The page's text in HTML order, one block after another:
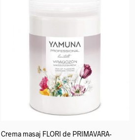
Crema masaj FLORI de PRIMAVARA-